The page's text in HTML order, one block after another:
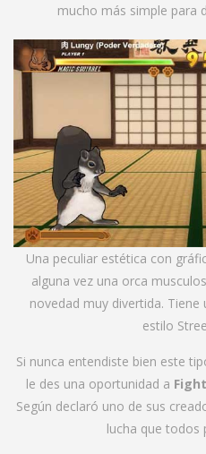
mucho más simple para
Una peculiar estética con
alguna vez una orca
novedad muy divertida.
estilo
Si nunca entendiste bien este
le des una oportunidad a
Según declaró uno de sus
lucha que todos